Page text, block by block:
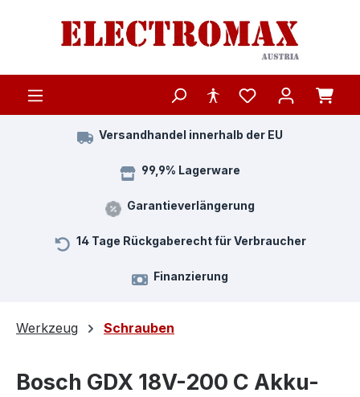
Zum Hauptinhalt springen
Versandhandel innerhalb der EU
99,9% Lagerware
Garantieverlängerung
14 Tage Rückgaberecht für Verbraucher
Finanzierung
Werkzeug Schrauben
Bosch GDX 18V-200 C Akku-